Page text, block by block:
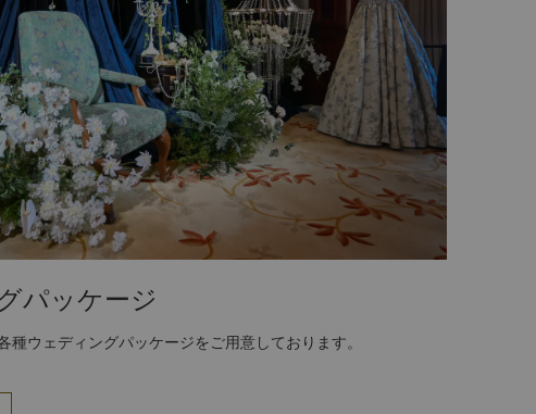
パッケージ
種ウェディングパッケージをご用意しております。